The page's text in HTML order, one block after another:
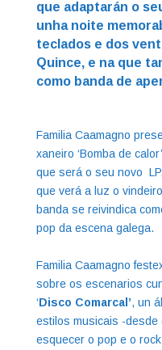
que adaptarán o
unha noite
teclados e dos
Quince, e na que
como banda de
Familia Caamagno
xaneiro ‘Bomba de
que será o seu novo
que verá a luz o
banda se reivindica
pop da escena galega.
Familia Caamagno
sobre os escenarios
‘Disco Comarcal’, un
estilos musicais -desde
esquecer o pop e o